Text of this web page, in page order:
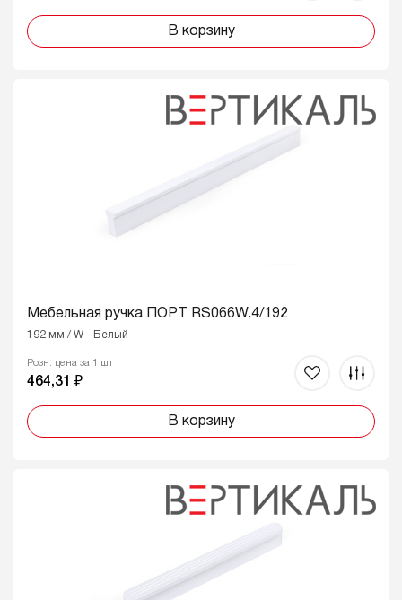
В корзину
Мебельная ручка ПОРТ RS066W.4/192
192 мм / W - Белый
Розн. цена за 1 шт
464,31 ₽
В корзину